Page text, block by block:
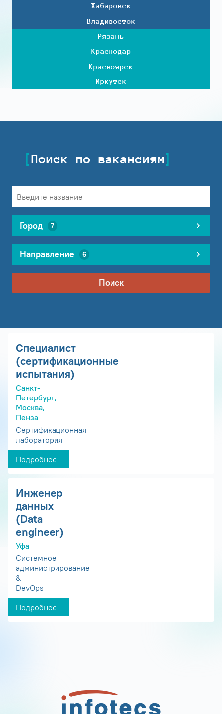
Хабаровск
Владивосток
Рязань
Краснодар
Красноярск
Иркутск
Поиск по вакансиям
Город 7
Направление 6
Поиск
Специалист
(сертификационные
испытания)
Санкт-
Петербург,
Москва,
Пенза
Сертификационная
лаборатория
Подробнее
Инженер
данных
(Data
engineer)
Уфа
Системное
администрирование
&
DevOps
Подробнее